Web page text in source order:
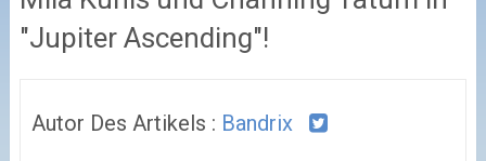
"Jupiter Ascending"!
Autor Des Artikels : Bandrix